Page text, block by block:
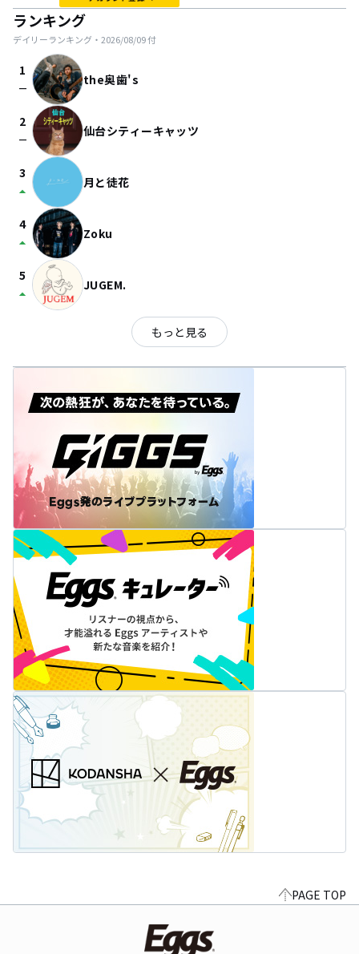
ランキング
デイリーランキング・ 2026/08/09付
1
check_indeterminate_small the奥歯's
2
check_indeterminate_small 仙台シティーキャッツ
3
arrow_drop_up 月と徒花
4
arrow_drop_up Zoku
5
arrow_drop_up JUGEM.
もっと見る
PAGE TOP